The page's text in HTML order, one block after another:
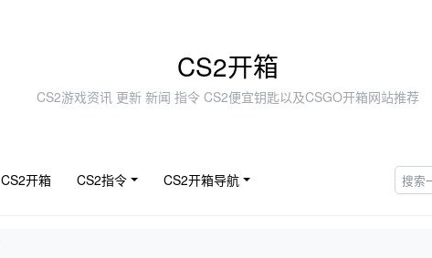
CS2开箱
CS2游戏资讯 更新 新闻 指令 CS2便宜钥匙以及CSGO开箱网站推荐
CS2开箱 CS2指令 CS2开箱导航